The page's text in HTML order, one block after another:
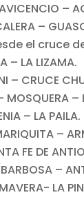
–
–
el cruce
– LA LIZAMA.
– CRUCE
–
– LA PAILA.
–
FE DE
–
LA